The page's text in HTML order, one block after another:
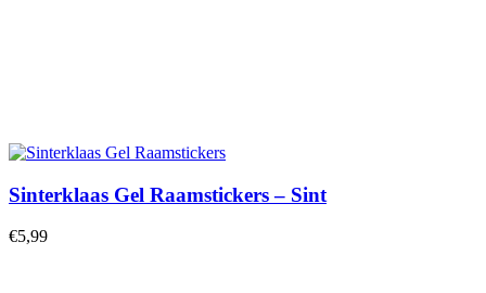
Sinterklaas Gel Raamstickers – Sint
€5,99